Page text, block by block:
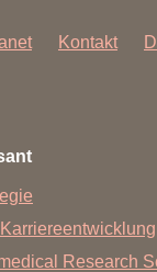
Kontakt
Research